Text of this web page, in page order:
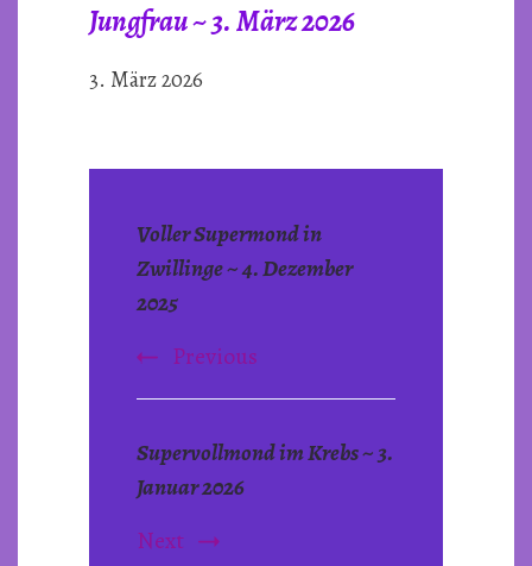
Jungfrau ~ 3. März 2026
3. März 2026
Navigation
Voller Supermond in
Zwillinge ~ 4. Dezember
2025
Previous
Supervollmond im Krebs ~ 3.
Januar 2026
Next